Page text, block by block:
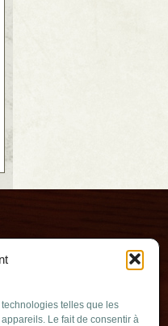
telles que les
Le fait de consentir à